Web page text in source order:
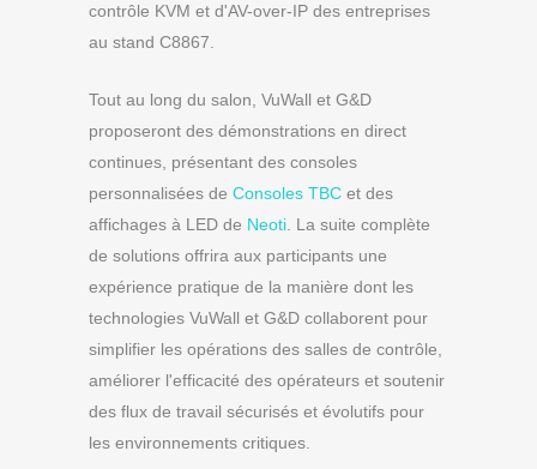
contrôle KVM et d'AV-over-IP des entreprises
au stand C8867.
Tout au long du salon, VuWall et G&D
proposeront des démonstrations en direct
continues, présentant des consoles
personnalisées de Consoles TBC et des
affichages à LED de Neoti. La suite complète
de solutions offrira aux participants une
expérience pratique de la manière dont les
technologies VuWall et G&D collaborent pour
simplifier les opérations des salles de contrôle,
améliorer l'efficacité des opérateurs et soutenir
des flux de travail sécurisés et évolutifs pour
les environnements critiques.